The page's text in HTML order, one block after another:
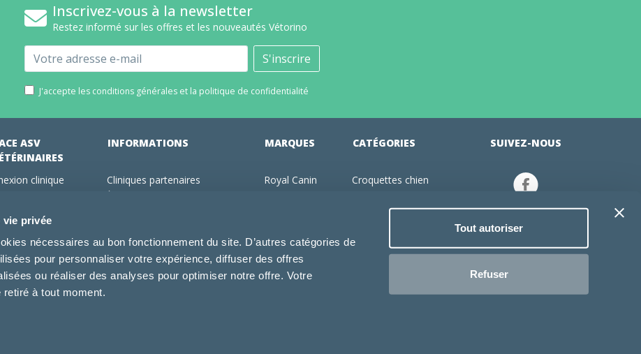
vie privée
nécessaires au bon fonctionnement du site. D’autres catégories de
pour personnaliser votre expérience, diffuser des offres
ou réaliser des analyses pour optimiser notre offre. Votre
à tout moment.
Tout autoriser
Refuser
Inscrivez-vous à la newsletter
Restez informé sur les offres et les nouveautés Vétorino
Email S'inscrire
J'accepte les conditions générales et la politique de confidentialité
ASV
clinique
adhérent Vétorino
INFORMATIONS
Cliniques partenaires
Utilisation des cookies
Conditions générales d'utilisation
MARQUES
Royal Canin
Specific
Dechra
Tonivet
CATÉGORIES
Croquettes chien
Jouets chien
Produits vétérinaire chien
Jouets chat
SUIVEZ-NOUS